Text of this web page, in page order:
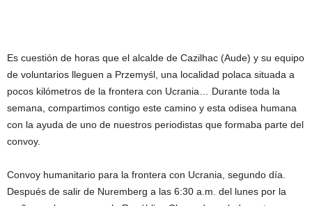
Es cuestión de horas que el alcalde de Cazilhac (Aude) y su equipo
de voluntarios lleguen a Przemyśl, una localidad polaca situada a
pocos kilómetros de la frontera con Ucrania… Durante toda la
semana, compartimos contigo este camino y esta odisea humana
con la ayuda de uno de nuestros periodistas que formaba parte del
convoy.
Convoy humanitario para la frontera con Ucrania, segundo día.
Después de salir de Nuremberg a las 6:30 a.m. del lunes por la